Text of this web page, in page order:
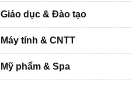
Giáo dục & Đào tạo
Máy tính & CNTT
Mỹ phẩm & Spa